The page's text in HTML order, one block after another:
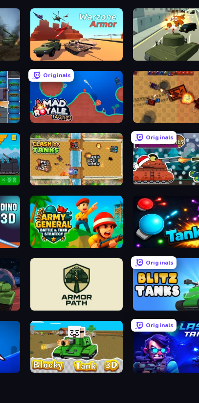
Warzone Armor Secret Agent James
Originals
Mad Royale Tactics Tanko.io
Clash of Tanks
Originals
Tanks vs Zombies:
Army General: Battle & Tank Strategy Tanky.io
Originals
Blocky Tank 3D
Originals
Laser Tanks